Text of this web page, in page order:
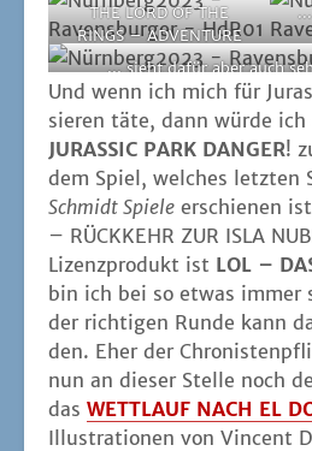
THE LORD OF THE
RINGS – ADVENTURE
BOOK GAME...
... sieht dafür aber auch
Und wenn ich mich für
sie­ren täte, dann wür­de ich
JURASSIC PARK DANGER!
dem Spiel, wel­ches letz­ten
Schmidt Spie­le erschie­nen ist
– RÜCKKEHR ZUR ISLA
Lizenz­pro­dukt ist LOL –
bin ich bei so etwas immer
der rich­ti­gen Run­de kann
den. Eher der
nun an die­ser Stel­le noch
das WETTLAUF NACH EL
Illus­tra­tio­nen von Vin­cent